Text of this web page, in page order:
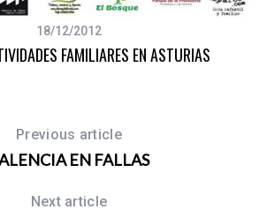
18/12/2012
FAMILIARES EN ASTURIAS
Previous article
EN FALLAS
Next article